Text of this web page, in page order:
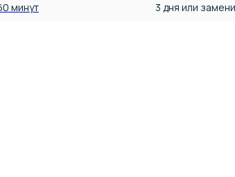
минут
3 дня или